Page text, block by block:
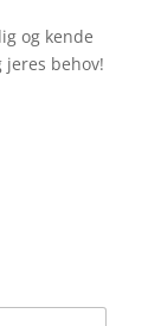
og kende
behov!